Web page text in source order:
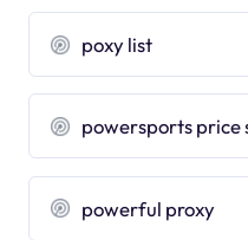
poxy list
powersports price
powerful proxy